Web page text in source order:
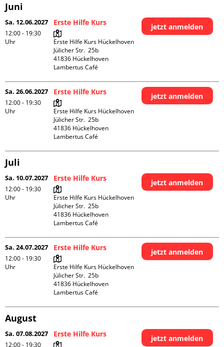
Juni
Sa. 12.06.2027
12:00 - 19:30
Uhr
Erste Hilfe Kurs
Erste Hilfe Kurs Hückelhoven
Jülicher Str.  25b
41836 Hückelhoven
Lambertus Café
jetzt anmelden
Sa. 26.06.2027
12:00 - 19:30
Uhr
Erste Hilfe Kurs
Erste Hilfe Kurs Hückelhoven
Jülicher Str.  25b
41836 Hückelhoven
Lambertus Café
jetzt anmelden
Juli
Sa. 10.07.2027
12:00 - 19:30
Uhr
Erste Hilfe Kurs
Erste Hilfe Kurs Hückelhoven
Jülicher Str.  25b
41836 Hückelhoven
Lambertus Café
jetzt anmelden
Sa. 24.07.2027
12:00 - 19:30
Uhr
Erste Hilfe Kurs
Erste Hilfe Kurs Hückelhoven
Jülicher Str.  25b
41836 Hückelhoven
Lambertus Café
jetzt anmelden
August
Sa. 07.08.2027
12:00 - 19:30
Erste Hilfe Kurs jetzt anmelden